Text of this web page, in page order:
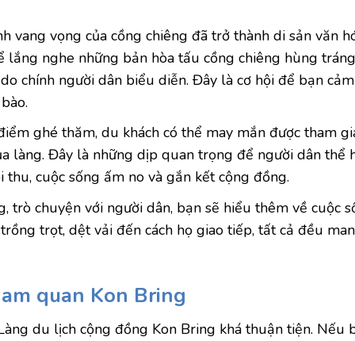
vang vọng của cồng chiêng đã trở thành di sản văn
lắng nghe những bản hòa tấu cồng chiêng hùng
chính người dân biểu diễn. Đây là cơ hội để bạn
ghé thăm, du khách có thể may mắn được tham
làng. Đây là những dịp quan trọng để người dân thể
cuộc sống ấm no và gắn kết cộng đồng.
trò chuyện với người dân, bạn sẽ hiểu thêm về cuộc
trọt, dệt vải đến cách họ giao tiếp, tất cả đều
quan Kon Bring
du lịch cộng đồng Kon Bring khá thuận tiện. Nếu